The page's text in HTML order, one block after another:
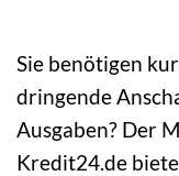
Sie benötigen
dringende
Ausgaben? Der
Kredit24.de